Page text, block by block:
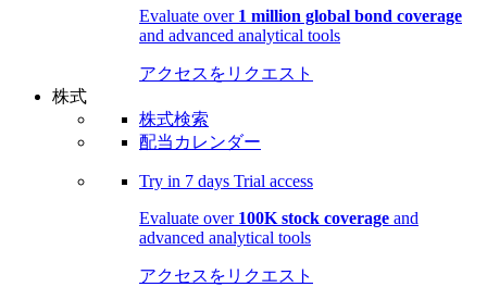
Evaluate over 1 million global bond coverage
and advanced analytical tools
アクセスをリクエスト
株式
株式検索
配当カレンダー
Try in 7 days Trial access
Evaluate over 100K stock coverage and
advanced analytical tools
アクセスをリクエスト